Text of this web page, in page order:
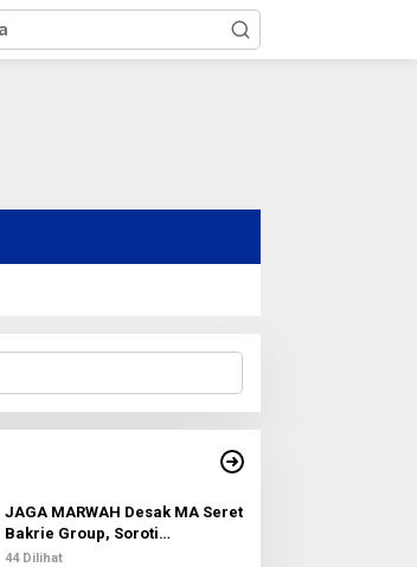
JAGA MARWAH Desak MA Seret
Bakrie Group, Soroti
Kejanggalan Vonis Kasus PET
44 Dilihat